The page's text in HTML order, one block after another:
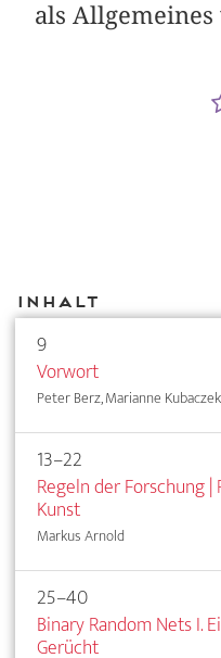
als
Inhalt
9
Vorwort
Peter Berz, Marianne
13–22
Regeln der Forschung
Kunst
Markus Arnold
25–40
Binary Random Nets I.
Gerücht